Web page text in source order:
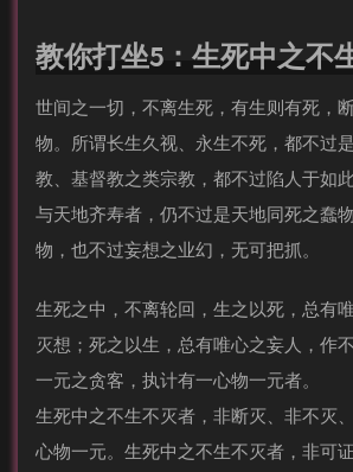
教你打坐5：生死中之不
世间之一切，不离生死，有生则有死，
物。所谓长生久视、永生不死，都不过
教、基督教之类宗教，都不过陷人于如
与天地齐寿者，仍不过是天地同死之蠢
物，也不过妄想之业幻，无可把抓。
生死之中，不离轮回，生之以死，总有
灭想；死之以生，总有唯心之妄人，作
一元之贪客，执计有一心物一元者。
生死中之不生不灭者，非断灭、非不灭
心物一元。生死中之不生不灭者，非可